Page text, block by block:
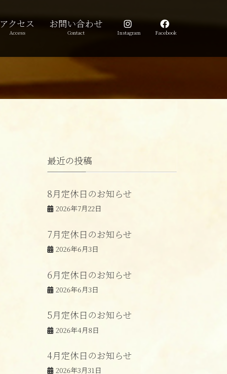
アクセス
Access
お問い合わせ
Contact Instagram Facebook
最近の投稿
8月定休日のお知らせ
2026年7月22日
7月定休日のお知らせ
2026年6月3日
6月定休日のお知らせ
2026年6月3日
5月定休日のお知らせ
2026年4月8日
4月定休日のお知らせ
2026年3月31日